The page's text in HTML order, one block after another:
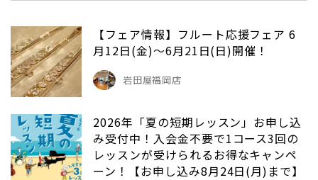
【フェア情報】フルート応援フェア 6
月12日(金)～6月21日(日)開催！
岩田屋福岡店
2026年「夏の短期レッスン」お申し込
み受付中！入会金不要で1コース3回の
レッスンが受けられるお得なキャンペ
ーン！【お申し込み8月24日(月)まで】